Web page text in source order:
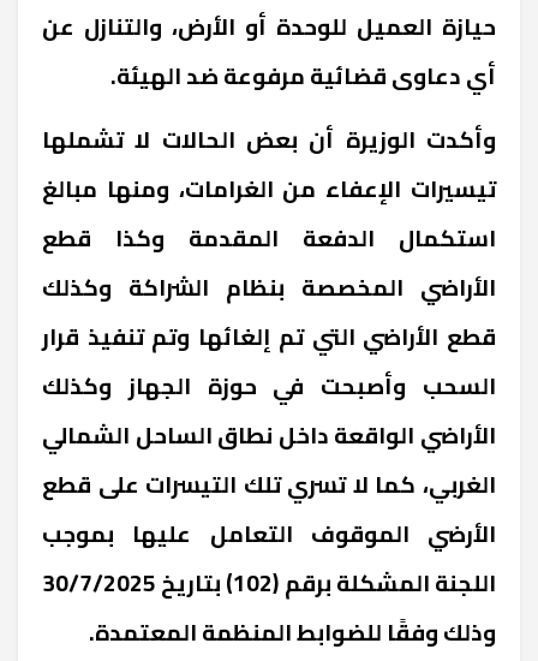
حيازة العميل للوحدة أو الأرض، والتنازل عن
أي دعاوى قضائية مرفوعة ضد الهيئة.
وأكدت الوزيرة أن بعض الحالات لا تشملها
تيسيرات الإعفاء من الغرامات، ومنها مبالغ
استكمال الدفعة المقدمة وكذا قطع
الأراضي المخصصة بنظام الشراكة وكذلك
قطع الأراضي التي تم إلغائها وتم تنفيذ قرار
السحب وأصبحت في حوزة الجهاز وكذلك
الأراضي الواقعة داخل نطاق الساحل الشمالي
الغربي، كما لا تسري تلك التيسرات على قطع
الأرضي الموقوف التعامل عليها بموجب
اللجنة المشكلة برقم (102) بتاريخ 30/7/2025
وذلك وفقًا للضوابط المنظمة المعتمدة.